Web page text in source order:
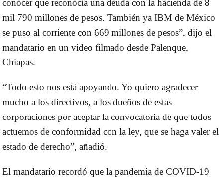
conocer que reconocía una deuda con la hacienda de 8
mil 790 millones de pesos. También ya IBM de México
se puso al corriente con 669 millones de pesos”, dijo el
mandatario en un video filmado desde Palenque,
Chiapas.
“Todo esto nos está apoyando. Yo quiero agradecer
mucho a los directivos, a los dueños de estas
corporaciones por aceptar la convocatoria de que todos
actuemos de conformidad con la ley, que se haga valer el
estado de derecho”, añadió.
El mandatario recordó que la pandemia de COVID-19